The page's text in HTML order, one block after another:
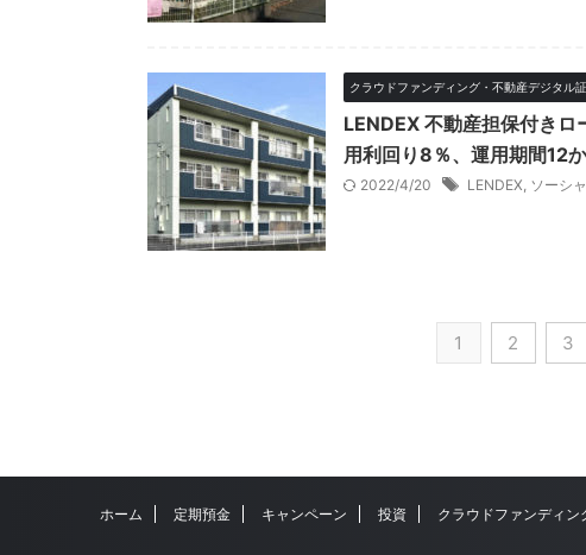
クラウドファンディング・不動産デジタル
LENDEX 不動産担保付き
用利回り8％、運用期間12か
2022/4/20 LENDEX, ソーシ
1 2 3
ホーム 定期預金 キャンペーン 投資 クラウドファンディ